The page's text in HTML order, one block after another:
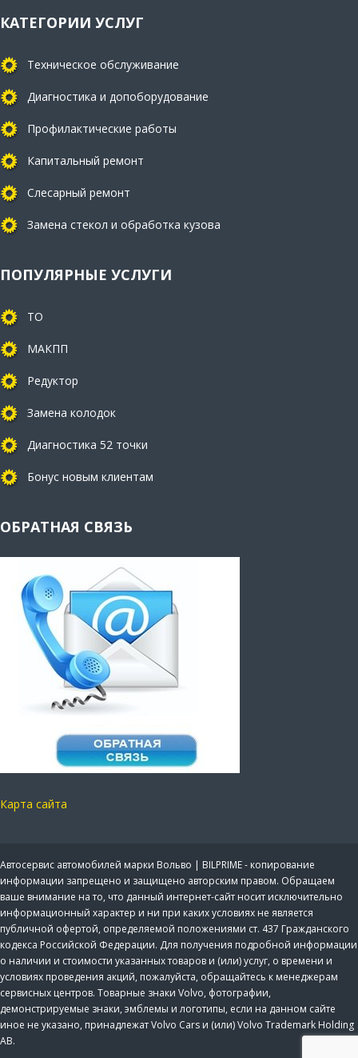
КАТЕГОРИИ УСЛУГ
Техническое обслуживание
Диагностика и допоборудование
Профилактические работы
Капитальный ремонт
Слесарный ремонт
Замена стекол и обработка кузова
ПОПУЛЯРНЫЕ УСЛУГИ
ТО
МАКПП
Редуктор
Замена колодок
Диагностика 52 точки
Бонус новым клиентам
ОБРАТНАЯ СВЯЗЬ
Карта сайта
Автосервис автомобилей марки Вольво | BILPRIME - копирование
информации запрещено и защищено авторским правом. Обращаем
ваше внимание на то, что данный интернет-сайт носит исключительно
информационный характер и ни при каких условиях не является
публичной офертой, определяемой положениями ст. 437 Гражданского
кодекса Российской Федерации. Для получения подробной информации
о наличии и стоимости указанных товаров и (или) услуг, о времени и
условиях проведения акций, пожалуйста, обращайтесь к менеджерам
сервисных центров. Товарные знаки Volvo, фотографии,
демонстрируемые знаки, эмблемы и логотипы, если на данном сайте
иное не указано, принадлежат Volvo Cars и (или) Volvo Trademark Holding
AB.